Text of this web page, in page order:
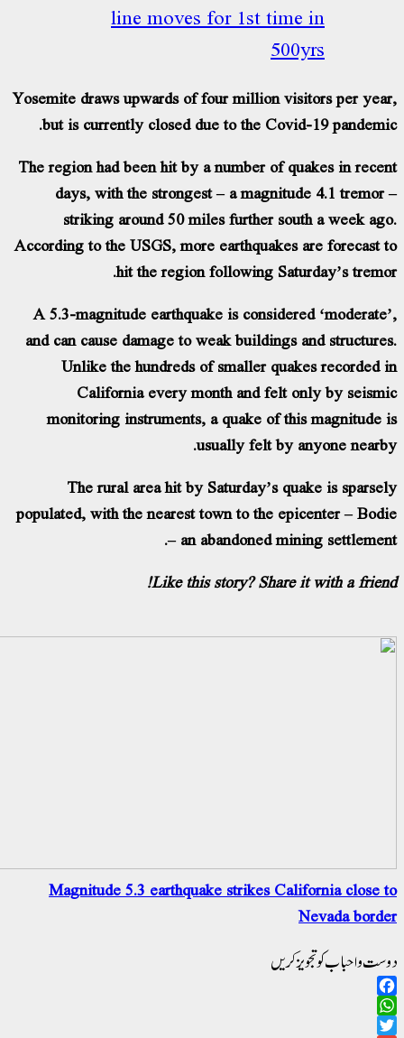
line moves for 1st time
Yosemite draws upwards of four million
but is currently closed due to the Covid-
The region had been hit by a number of
days, with the strongest – a
striking around 50 miles further
According to the USGS, more earthquakes
hit the region following
A 5.3-magnitude earthquake is
and can cause damage to weak buildings
Unlike the hundreds of smaller
California every month and felt
monitoring instruments, a quake of this
usually felt by
The rural area hit by Saturday’s
populated, with the nearest town to the
– an abandoned
Like this story? Share
Magnitude 5.3 earthquake strikes
کریں